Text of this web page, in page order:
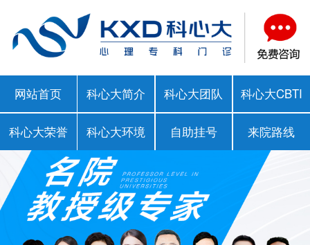
网站首页 科心大简介 科心大团队 科心大CBTI
科心大荣誉 科心大环境 自助挂号 来院路线